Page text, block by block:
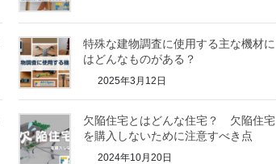
特殊な建物調査に使用する主な機材に
はどんなものがある？
2025年3月12日
欠陥住宅とはどんな住宅？ 欠陥住宅
を購入しないために注意すべき点
2024年10月20日